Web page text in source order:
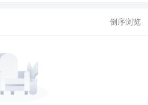
倒序浏览